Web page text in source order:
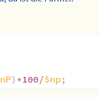
) *100/$np ;